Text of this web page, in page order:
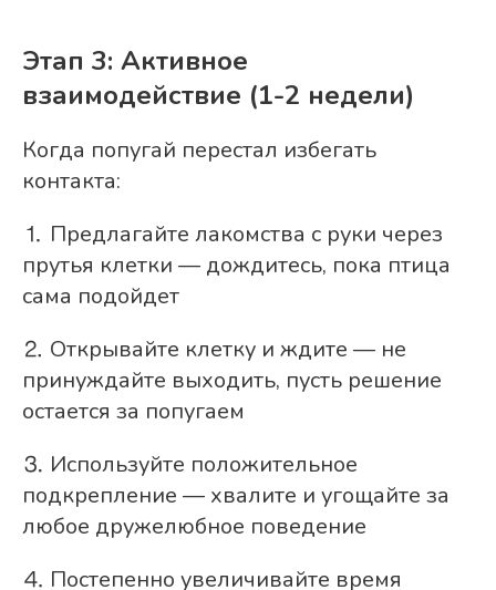
Этап 3: Активное
взаимодействие (1-2 недели)
Когда попугай перестал избегать
контакта:
⒈ Предлагайте лакомства с руки через
прутья клетки — дождитесь, пока птица
сама подойдет
⒉ Открывайте клетку и ждите — не
принуждайте выходить, пусть решение
остается за попугаем
⒊ Используйте положительное
подкрепление — хвалите и угощайте за
любое дружелюбное поведение
⒋ Постепенно увеличивайте время